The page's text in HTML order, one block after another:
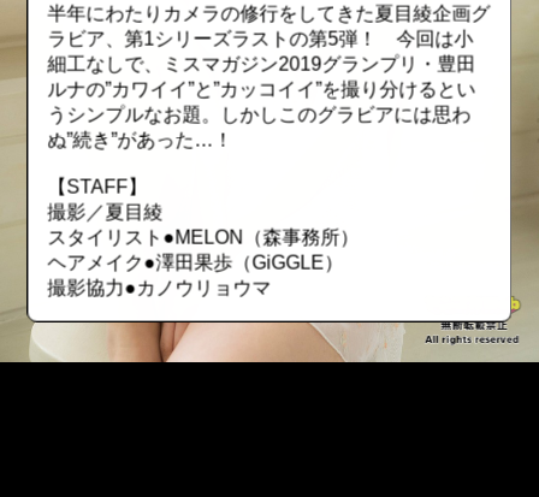
半年にわたりカメラの修行をしてきた夏目綾企画グ
ラビア、第1シリーズラストの第5弾！ 今回は小
細工なしで、ミスマガジン2019グランプリ・豊田
ルナの”カワイイ”と”カッコイイ”を撮り分けるとい
うシンプルなお題。しかしこのグラビアには思わ
ぬ”続き”があった…！
【STAFF】
撮影／夏目綾
スタイリスト●MELON（森事務所）
ヘアメイク●澤田果歩（GiGGLE）
撮影協力●カノウリョウマ